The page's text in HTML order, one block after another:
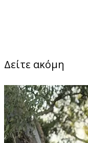
Δείτε ακόμη